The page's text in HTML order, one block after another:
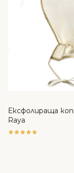
Ексфолираща
Raya